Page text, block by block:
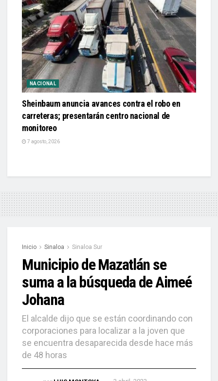
NACIONAL
Sheinbaum anuncia avances contra el robo en
carreteras; presentarán centro nacional de
monitoreo
7 agosto, 2026
Inicio Sinaloa Sinaloa Sur
Municipio de Mazatlán se
suma a la búsqueda de Aimeé
Johana
El alcalde dijo que se están coordinando con
corporaciones para localizar a la joven que
se encuentra desaparecida desde hace más
de 48 horas
por LUIS MONTOYA